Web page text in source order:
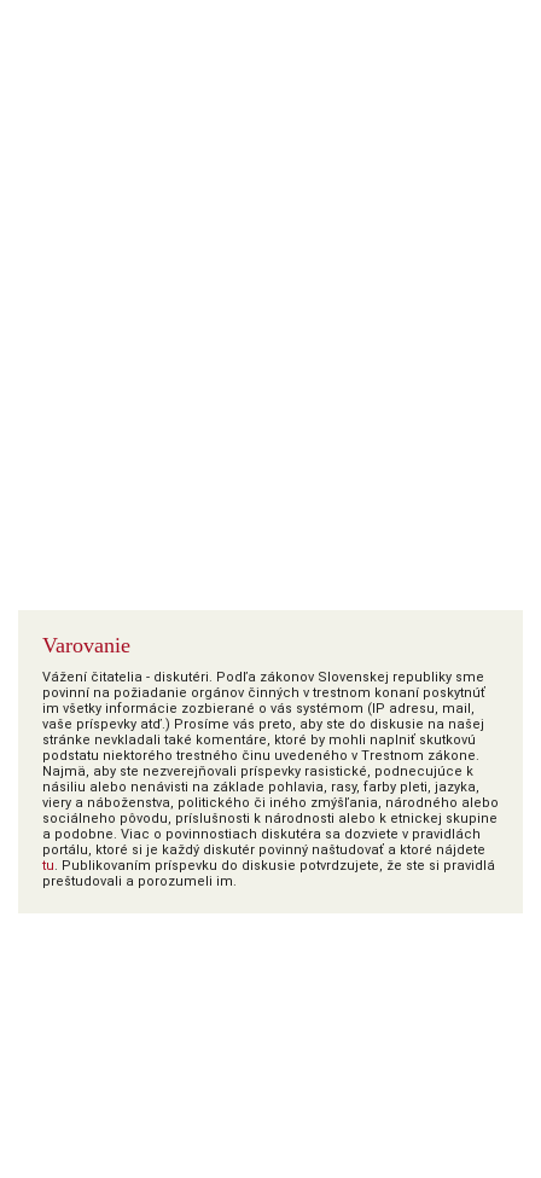
Varovanie
Vážení čitatelia - diskutéri. Podľa zákonov Slovenskej republiky sme
povinní na požiadanie orgánov činných v trestnom konaní poskytnúť
im všetky informácie zozbierané o vás systémom (IP adresu, mail,
vaše príspevky atď.) Prosíme vás preto, aby ste do diskusie na našej
stránke nevkladali také komentáre, ktoré by mohli naplniť skutkovú
podstatu niektorého trestného činu uvedeného v Trestnom zákone.
Najmä, aby ste nezverejňovali príspevky rasistické, podnecujúce k
násiliu alebo nenávisti na základe pohlavia, rasy, farby pleti, jazyka,
viery a náboženstva, politického či iného zmýšľania, národného alebo
sociálneho pôvodu, príslušnosti k národnosti alebo k etnickej skupine
a podobne. Viac o povinnostiach diskutéra sa dozviete v pravidlách
portálu, ktoré si je každý diskutér povinný naštudovať a ktoré nájdete
tu. Publikovaním príspevku do diskusie potvrdzujete, že ste si pravidlá
preštudovali a porozumeli im.